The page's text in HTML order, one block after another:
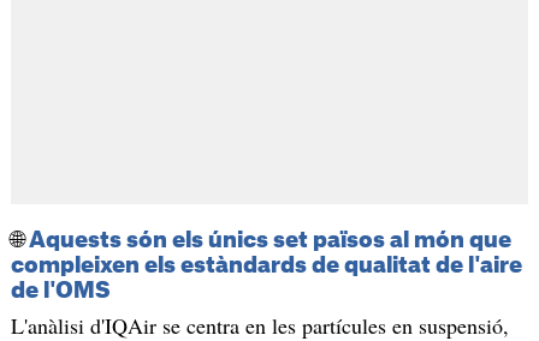
🌐Aquests són els únics set països al món que
compleixen els estàndards de qualitat de l'aire
de l'OMS
L'anàlisi d'IQAir se centra en les partícules en suspensió,